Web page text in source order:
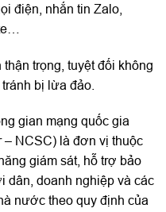
điện, nhắn tin Zalo,
trọng, tuyệt đối không
bị lừa đảo.
gian mạng quốc gia
– NCSC) là đơn vị thuộc
giám sát, hỗ trợ bảo
dân, doanh nghiệp và các
nước theo quy định của